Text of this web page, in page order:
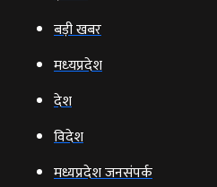
बड़ी खबर
मध्‍यप्रदेश
देश
विदेश
मध्यप्रदेश जनसंपर्क